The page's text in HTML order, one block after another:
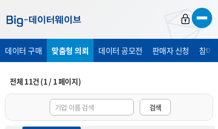
가
가
가
데이터 구매 맞춤형 의뢰 데이터 공모전 판매자 신청 참여
전체11건(1/1페이지)
검색